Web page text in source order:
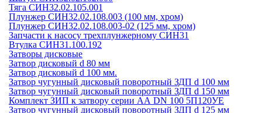
Тяга СИН32.02.105.001
Плунжер СИН32.02.108.003 (100 мм, хром)
Плунжер СИН32.02.108.003-02 (125 мм, хром)
Запчасти к насосу трехплунжерному СИН31
Втулка СИН31.100.192
Затворы дисковые
Затвор дисковый d 80 мм
Затвор дисковый d 100 мм.
Затвор чугунный дисковый поворотный ЗДП d 100 мм
Затвор чугунный дисковый поворотный ЗДП d 150 мм
Комплект ЗИП к затвору серии АА DN 100 5П120УЕ
Затвор чугунный дисковый поворотный ЗДП d 125 мм